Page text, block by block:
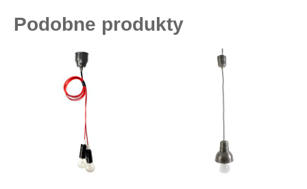
Podobne produkty